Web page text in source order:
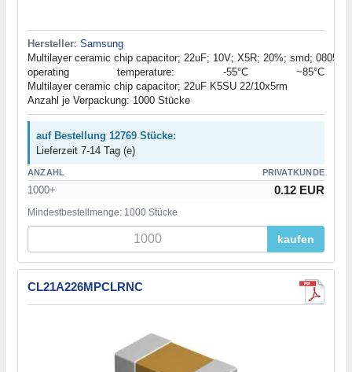
Hersteller: Samsung
Multilayer ceramic chip capacitor; 22uF; 10V; X5R; 20%; smd; 0805;
operating temperature: -55°C ~85°C
Multilayer ceramic chip capacitor; 22uF K5SU 22/10x5rm
Anzahl je Verpackung: 1000 Stücke
auf Bestellung 12769 Stücke:
Lieferzeit 7-14 Tag (e)
ANZAHL PRIVATKUNDE
1000+ 0.12 EUR
Mindestbestellmenge: 1000 Stücke
kaufen
CL21A226MPCLRNC